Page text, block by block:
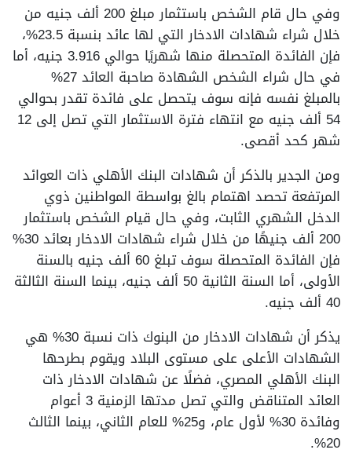
وفي حال قام الشخص باستثمار مبلغ 200 ألف جنيه من
خلال شراء شهادات الادخار التي لها عائد بنسبة 23.5%،
فإن الفائدة المتحصلة منها شهريًا حوالي 3.916 جنيه، أما
في حال شراء الشخص الشهادة صاحبة العائد 27%
بالمبلغ نفسه فإنه سوف يتحصل على فائدة تقدر بحوالي
54 ألف جنيه مع انتهاء فترة الاستثمار التي تصل إلى 12
شهر كحد أقصى.
ومن الجدير بالذكر أن شهادات البنك الأهلي ذات العوائد
المرتفعة تحصد اهتمام بالغ بواسطة المواطنين ذوي
الدخل الشهري الثابت، وفي حال قيام الشخص باستثمار
200 ألف جنيهًا من خلال شراء شهادات الادخار بعائد 30%
فإن الفائدة المتحصلة سوف تبلغ 60 ألف جنيه بالسنة
الأولى، أما السنة الثانية 50 ألف جنيه، بينما السنة الثالثة
40 ألف جنيه.
يذكر أن شهادات الادخار من البنوك ذات نسبة 30% هي
الشهادات الأعلى على مستوى البلاد ويقوم بطرحها
البنك الأهلي المصري، فضلًا عن شهادات الادخار ذات
العائد المتناقض والتي تصل مدتها الزمنية 3 أعوام
وفائدة 30% لأول عام، و25% للعام الثاني، بينما الثالث
20%.